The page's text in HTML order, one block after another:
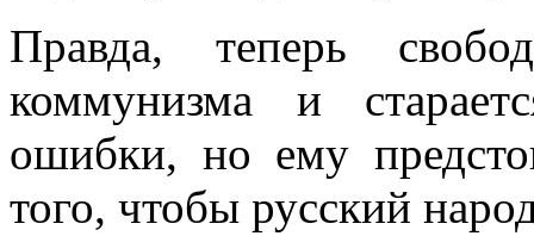
Правда, теперь
коммунизма и
ошибки, но ему
того, чтобы русский